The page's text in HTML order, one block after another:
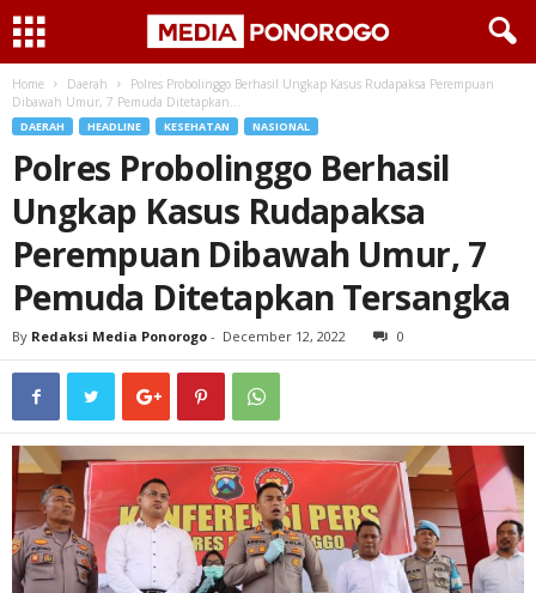
Home Daerah
Polres Probolinggo Berhasil Ungkap Kasus Rudapaksa Perempuan
Dibawah Umur, 7 Pemuda Ditetapkan...
DAERAH HEADLINE KESEHATAN NASIONAL
Polres Probolinggo Berhasil
Ungkap Kasus Rudapaksa
Perempuan Dibawah Umur, 7
Pemuda Ditetapkan Tersangka
By Redaksi Media Ponorogo - December 12, 2022 0